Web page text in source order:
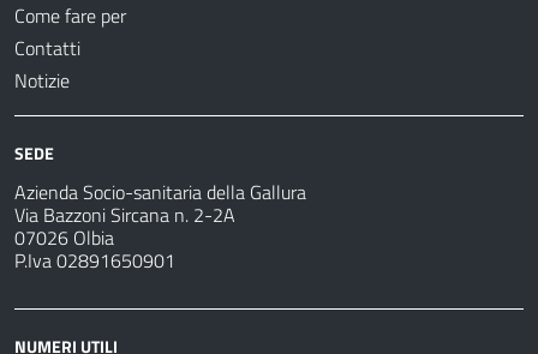
Come fare per
Contatti
Notizie
SEDE
Azienda Socio-sanitaria della Gallura
Via Bazzoni Sircana n. 2-2A
07026 Olbia
P.Iva 02891650901
NUMERI UTILI